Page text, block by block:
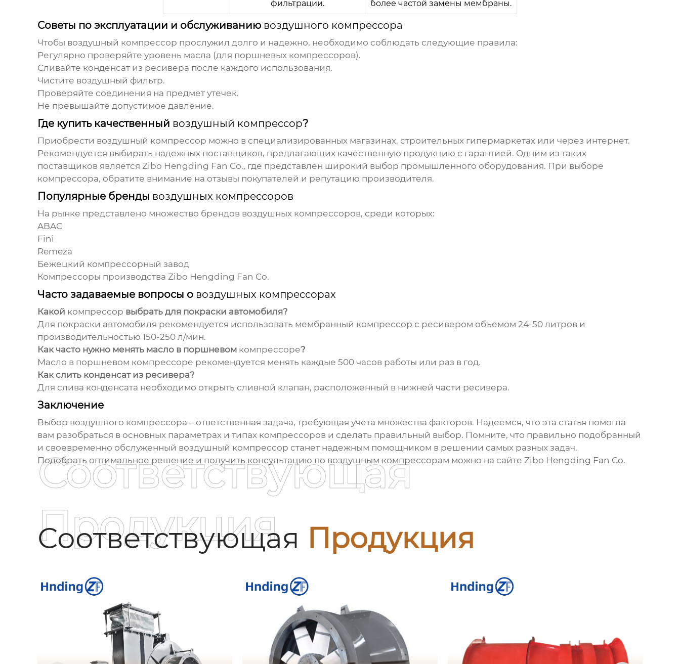
фильтрации.
более частой замены мембраны.
Советы по эксплуатации и обслуживанию воздушного компрессора
Чтобы воздушный компрессор прослужил долго и надежно, необходимо соблюдать следующие правила:
Регулярно проверяйте уровень масла (для поршневых компрессоров).
Сливайте конденсат из ресивера после каждого использования.
Чистите воздушный фильтр.
Проверяйте соединения на предмет утечек.
Не превышайте допустимое давление.
Где купить качественный воздушный компрессор?
Приобрести воздушный компрессор можно в специализированных магазинах, строительных гипермаркетах или через интернет.
Рекомендуется выбирать надежных поставщиков, предлагающих качественную продукцию с гарантией. Одним из таких
поставщиков является Zibo Hengding Fan Co., где представлен широкий выбор промышленного оборудования. При выборе
компрессора, обратите внимание на отзывы покупателей и репутацию производителя.
Популярные бренды воздушных компрессоров
На рынке представлено множество брендов воздушных компрессоров, среди которых:
ABAC
Fini
Remeza
Бежецкий компрессорный завод
Компрессоры производства Zibo Hengding Fan Co.
Часто задаваемые вопросы о воздушных компрессорах
Какой компрессор выбрать для покраски автомобиля?
Для покраски автомобиля рекомендуется использовать мембранный компрессор с ресивером объемом 24-50 литров и
производительностью 150-250 л/мин.
Как часто нужно менять масло в поршневом компрессоре?
Масло в поршневом компрессоре рекомендуется менять каждые 500 часов работы или раз в год.
Как слить конденсат из ресивера?
Для слива конденсата необходимо открыть сливной клапан, расположенный в нижней части ресивера.
Заключение
Выбор воздушного компрессора – ответственная задача, требующая учета множества факторов. Надеемся, что эта статья помогла
вам разобраться в основных параметрах и типах компрессорови сделать правильный выбор. Помните, что правильно подобранный
и своевременно обслуженный воздушный компрессор станет надежным помощником в решении самых разных задач.
Подобрать оптимальное решение и получить консультацию по воздушным компрессорам можно на сайте Zibo Hengding Fan Co.
Соответствующая Продукция
Соответствующая
Продукция